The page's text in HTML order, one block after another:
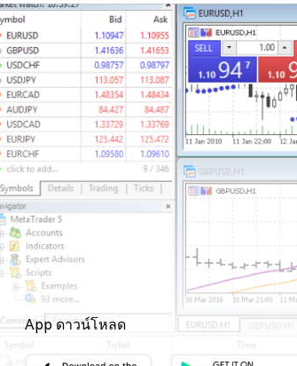
App ดาวน์โหลด